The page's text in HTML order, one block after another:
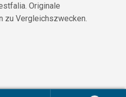
Originale
zu Vergleichszwecken.
teiledienst.com/wordpress